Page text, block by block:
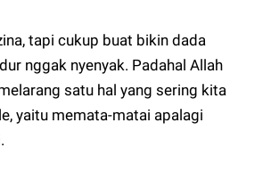
tapi cukup buat bikin dada
nggak nyenyak. Padahal Allah
satu hal yang sering kita
yaitu memata-matai apalagi